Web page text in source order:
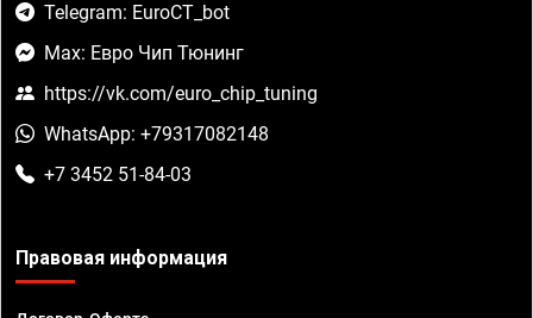
Telegram: EuroCT_bot
Max: Евро Чип Тюнинг
https://vk.com/euro_chip_tuning
WhatsApp: +79317082148
+7 3452 51-84-03
Правовая информация